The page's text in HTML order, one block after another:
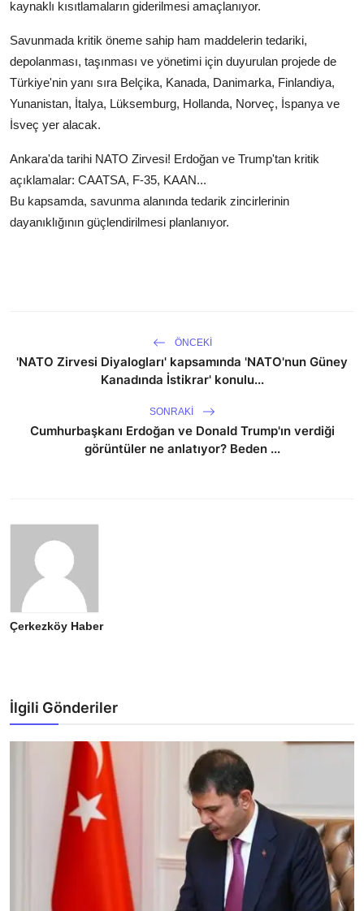
kaynaklı kısıtlamaların giderilmesi amaçlanıyor.
Savunmada kritik öneme sahip ham maddelerin tedariki,
depolanması, taşınması ve yönetimi için duyurulan projede de
Türkiye'nin yanı sıra Belçika, Kanada, Danimarka, Finlandiya,
Yunanistan, İtalya, Lüksemburg, Hollanda, Norveç, İspanya ve
İsveç yer alacak.
Ankara'da tarihi NATO Zirvesi! Erdoğan ve Trump'tan kritik
açıklamalar: CAATSA, F-35, KAAN...
Bu kapsamda, savunma alanında tedarik zincirlerinin
dayanıklığının güçlendirilmesi planlanıyor.
ÖNCEKI
'NATO Zirvesi Diyalogları' kapsamında 'NATO'nun Güney
Kanadında İstikrar' konulu...
SONRAKI
Cumhurbaşkanı Erdoğan ve Donald Trump'ın verdiği
görüntüler ne anlatıyor? Beden ...
Çerkezköy Haber
İlgili Gönderiler